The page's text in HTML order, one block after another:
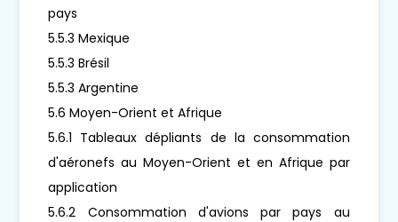
pays
5.5.3 Mexique
5.5.3 Brésil
5.5.3 Argentine
5.6 Moyen-Orient et Afrique
5.6.1 Tableaux dépliants de la consommation
d'aéronefs au Moyen-Orient et en Afrique par
application
5.6.2 Consommation d'avions par pays au